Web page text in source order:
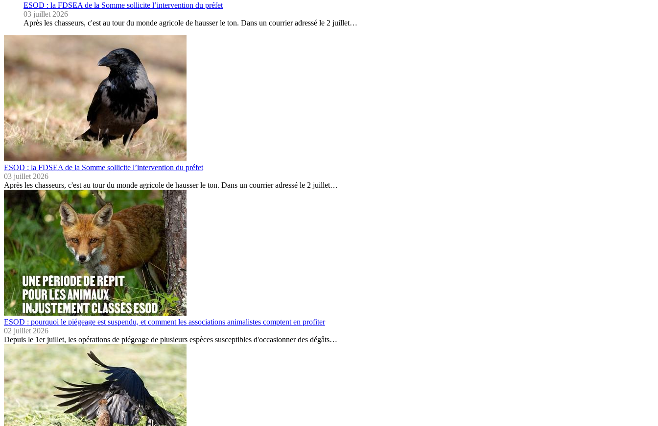
ESOD : la FDSEA de la Somme sollicite l’intervention du préfet
03 juillet 2026
Après les chasseurs, c'est au tour du monde agricole de hausser le ton. Dans un courrier adressé le 2 juillet…
ESOD : la FDSEA de la Somme sollicite l’intervention du préfet
03 juillet 2026
Après les chasseurs, c'est au tour du monde agricole de hausser le ton. Dans un courrier adressé le 2 juillet…
ESOD : pourquoi le piégeage est suspendu, et comment les associations animalistes comptent en profiter
02 juillet 2026
Depuis le 1er juillet, les opérations de piégeage de plusieurs espèces susceptibles d'occasionner des dégâts…